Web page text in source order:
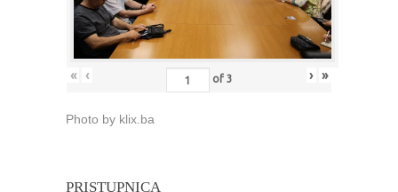
« ‹ of 3 › »
Photo by klix.ba
PRISTUPNICA